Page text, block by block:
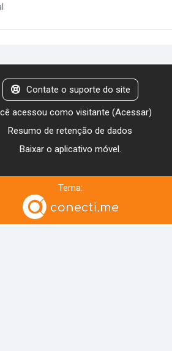
Contate o suporte do site
acessou como visitante (Acessar)
Resumo de retenção de dados
Baixar o aplicativo móvel.
Tema: